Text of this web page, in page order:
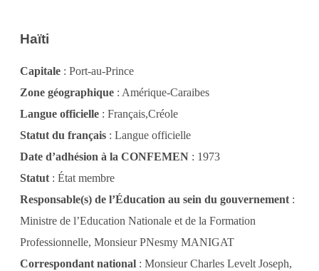
Haïti
Capitale : Port-au-Prince
Zone géographique : Amérique-Caraibes
Langue officielle : Français,Créole
Statut du français : Langue officielle
Date d’adhésion à la CONFEMEN : 1973
Statut : État membre
Responsable(s) de l’Éducation au sein du gouvernement :
Ministre de l’Education Nationale et de la Formation
Professionnelle, Monsieur PNesmy MANIGAT
Correspondant national : Monsieur Charles Levelt Joseph,